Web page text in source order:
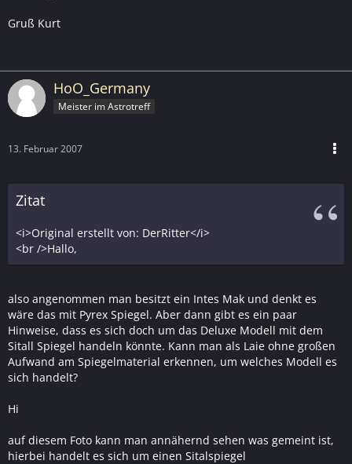
Gruß Kurt
HoO_Germany
Meister im Astrotreff
13. Februar 2007
Zitat
<i>Original erstellt von: DerRitter</i>
<br />Hallo,
also angenommen man besitzt ein Intes Mak und denkt es
wäre das mit Pyrex Spiegel. Aber dann gibt es ein paar
Hinweise, dass es sich doch um das Deluxe Modell mit dem
Sitall Spiegel handeln könnte. Kann man als Laie ohne großen
Aufwand am Spiegelmaterial erkennen, um welches Modell es
sich handelt?
Hi
auf diesem Foto kann man annähernd sehen was gemeint ist,
hierbei handelt es sich um einen Sitalspiegel